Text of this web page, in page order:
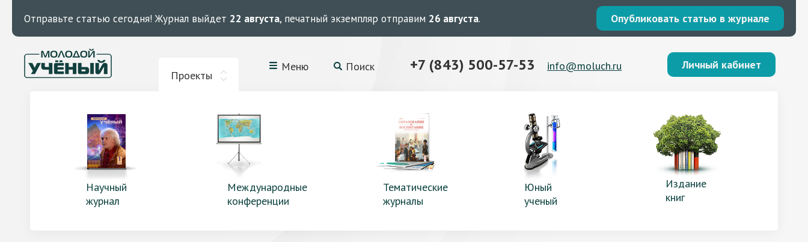
Отправьте статью сегодня! Журнал выйдет 22 августа, печатный экземпляр отправим 26 августа. Опубликовать статью в журнале
Проекты
Меню Поиск +7 (843) 500-57-53 info@moluch.ru Личный кабинет
Научный
журнал
Международные
конференции
Тематические
журналы
Юный
ученый
Издание
книг